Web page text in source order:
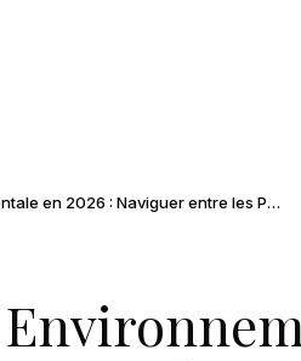
Due Diligence Environnementale en 2026 : Naviguer entre les PFAS, la CSRD et la Responsabilité Matérielle